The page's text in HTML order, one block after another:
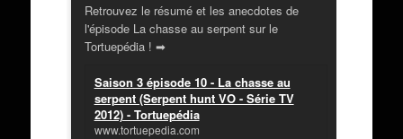
Retrouvez le résumé et les anecdotes de
l'épisode La chasse au serpent sur le
Tortuepédia ! ➡
Saison 3 épisode 10 - La chasse au
serpent (Serpent hunt VO - Série TV
2012) - Tortuepédia
www.tortuepedia.com